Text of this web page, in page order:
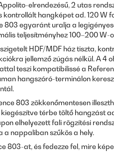
elrendezésű, 2 utas
kontrollált hangképet ad. 120 W
803 egyaránt uralja a
teljesítményhez 100–200 W-
HDF/MDF ház tiszta,
jellemző zúgás nélkül. A 4
teszi kompatibilissé a
hangszóró-terminálon
803 zökkenőmentesen
térbe töltő hangzást
elhelyezett fali rögzítési
a nappaliban szűkös a hely.
803-at, és fedezze fel, mire